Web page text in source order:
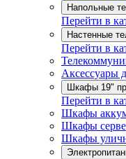
Напольные
Перейти в
Настенные
Перейти в
Аксессуары
Шкафы 19"
Перейти в
Шкафы
Шкафы
Шкафы